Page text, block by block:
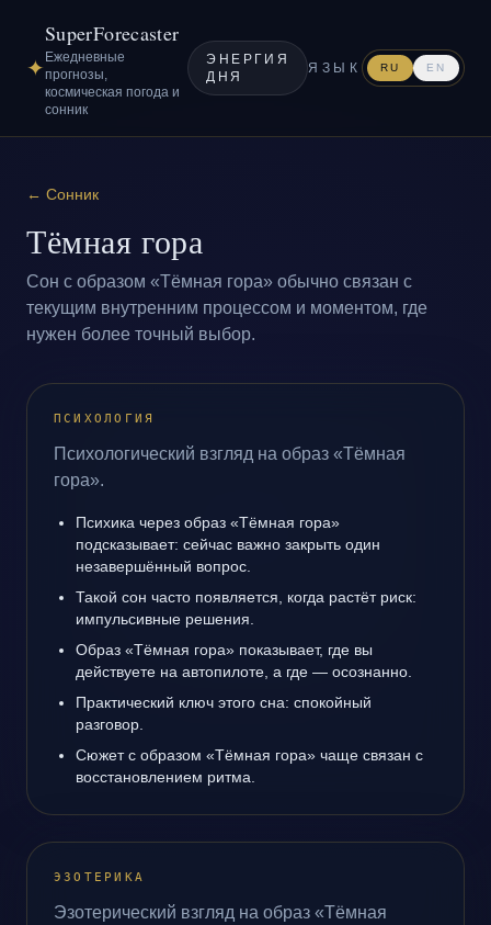
✦
SuperForecaster
Ежедневные
прогнозы,
космическая погода и
сонник
ЭНЕРГИЯ
ДНЯ
ЯЗЫК RU EN
← Сонник
Тёмная гора
Сон с образом «Тёмная гора» обычно связан с
текущим внутренним процессом и моментом, где
нужен более точный выбор.
ПСИХОЛОГИЯ
Психологический взгляд на образ «Тёмная
гора».
Психика через образ «Тёмная гора»
подсказывает: сейчас важно закрыть один
незавершённый вопрос.
Такой сон часто появляется, когда растёт риск:
импульсивные решения.
Образ «Тёмная гора» показывает, где вы
действуете на автопилоте, а где — осознанно.
Практический ключ этого сна: спокойный
разговор.
Сюжет с образом «Тёмная гора» чаще связан с
восстановлением ритма.
ЭЗОТЕРИКА
Эзотерический взгляд на образ «Тёмная